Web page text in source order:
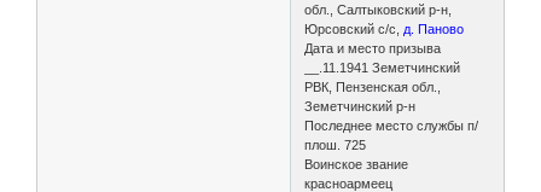
обл., Салтыковский р-н,
Юрсовский с/с, д. Паново
Дата и место призыва
__.11.1941 Земетчинский
РВК, Пензенская обл.,
Земетчинский р-н
Последнее место службы п/
плош. 725
Воинское звание
красноармеец